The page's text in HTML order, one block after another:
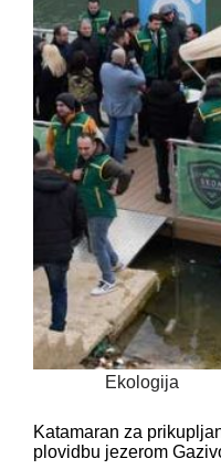
Ekologija
Katamaran za
plovidbu jezerom